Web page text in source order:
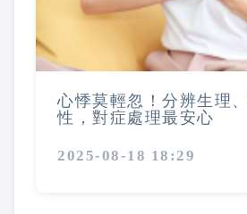
心悸莫輕忽！分辨生理
性，對症處理最安心
2025-08-18 18:29